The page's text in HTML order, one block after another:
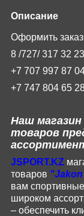
Описание
Оформить
8 /727/ 317 32 23
+7 707 997 87
+7 747 804 65
Наш магазин
товаров
JSPORT.KZ
товаров "Jakon
вам спортивные
широком
– обеспечить